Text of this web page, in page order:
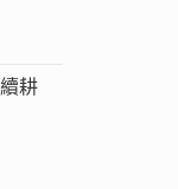
耕